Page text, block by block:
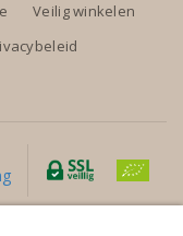
Veilig winkelen